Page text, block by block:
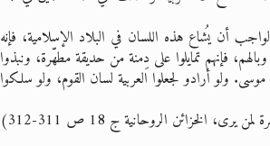
أن يُشاع هذه اللسان في البلاد الإسلامية، فإنه
فإنهم تمايلوا على دِمنة من حديقة مطهّرة، ونبذوا
ولو أرادو لجعلوا العربية لسان القوم، ولو سلكوا
يرى، الخزائن الروحانية ج 18 ص 311-312)